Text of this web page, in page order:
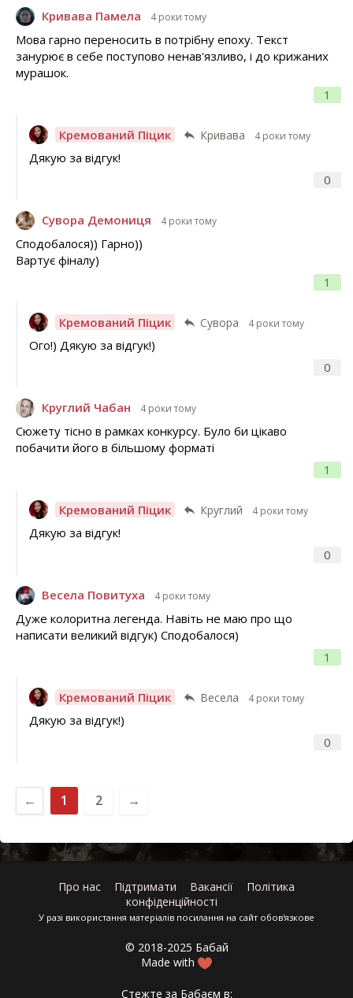
Кривава Памела 4 роки тому
1
Мова гарно переносить в потрібну епоху. Текст
занурює в себе поступово ненав'язливо, і до крижаних
мурашок.
Кремований Піцик Кривава 4 роки тому
0
Дякую за відгук!
Сувора Демониця 4 роки тому
1
Сподобалося)) Гарно))
Вартує фіналу)
Кремований Піцик Сувора 4 роки тому
0
Ого!) Дякую за відгук!)
Круглий Чабан 4 роки тому
1
Сюжету тісно в рамках конкурсу. Було би цікаво
побачити його в більшому форматі
Кремований Піцик Круглий 4 роки тому
0
Дякую за відгук!
Весела Повитуха 4 роки тому
1
Дуже колоритна легенда. Навіть не маю про що
написати великий відгук) Сподобалося)
Кремований Піцик Весела 4 роки тому
0
Дякую за відгук!)
← 1 2 →
Про нас Підтримати Вакансії
Політика
конфіденційності
У разі використання матеріалів посилання на сайт обов'язкове
© 2018-2025 Бабай
Made with
Стежте за Бабаєм в: